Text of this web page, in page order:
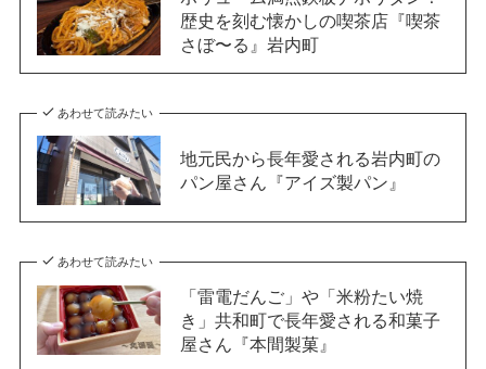
歴史を刻む懐かしの喫茶店『喫茶
さぼ〜る』岩内町
あわせて読みたい
地元民から長年愛される岩内町の
パン屋さん『アイズ製パン』
あわせて読みたい
「雷電だんご」や「米粉たい焼
き」共和町で長年愛される和菓子
屋さん『本間製菓』